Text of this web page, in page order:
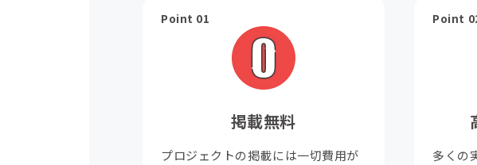
Point 01
掲載無料
プロジェクトの掲載には一切費用が
Point
多くの